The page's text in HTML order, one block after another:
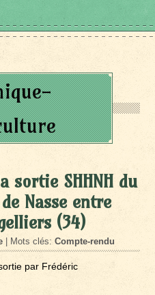
sortie SHHNH du
Nasse entre
(34)
| Mots clés:Compte-rendu
par Frédéric